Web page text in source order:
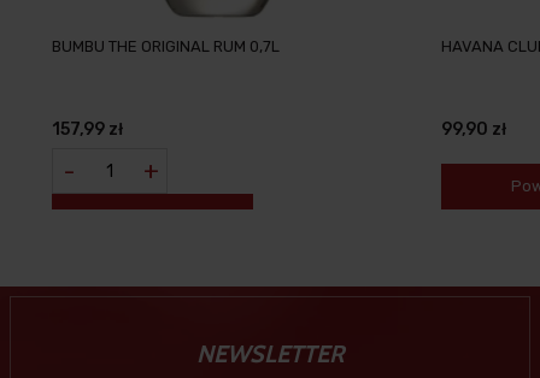
BUMBU THE ORIGINAL RUM 0,7L
157,99 zł
- +
HAVANA
99,90 zł
NEWSLETTER